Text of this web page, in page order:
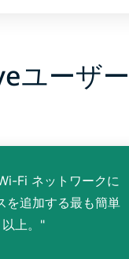
ユーザ
Fi ネットワークに
を追加する最も簡単
上。"